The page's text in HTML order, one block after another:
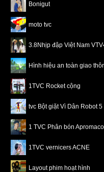
Bonigut
moto tvc
3.8Nhịp đập Việt Nam
Hình hiệu an toàn giao
1TVC Rocket cộng
tvc Bột giặt Vì Dân Robot 5
1 TVC Phân bón Apromaco
1TVC vernicers ACNE
Layout phim hoạt hình